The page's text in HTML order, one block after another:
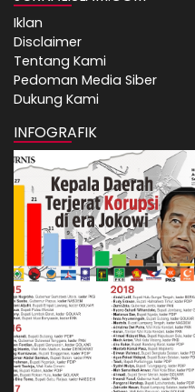
Iklan
Disclaimer
Tentang Kami
Pedoman Media Siber
Dukung Kami
INFOGRAFIK